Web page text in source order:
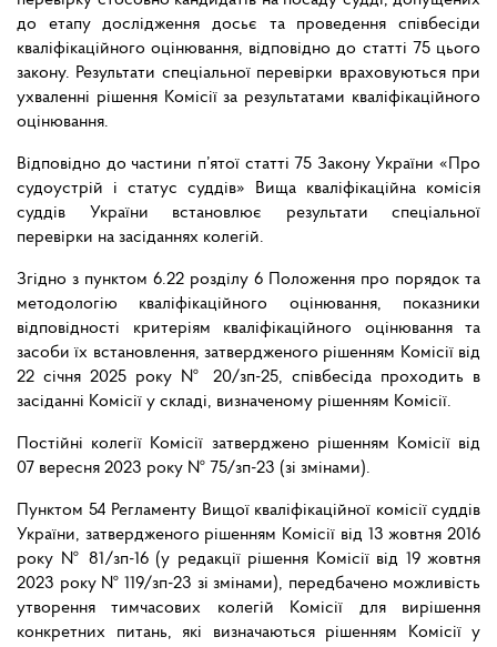
до етапу дослідження досьє та проведення співбесіди
кваліфікаційного оцінювання, відповідно до статті 75 цього
закону. Результати спеціальної перевірки враховуються при
ухваленні рішення Комісії за результатами кваліфікаційного
оцінювання.
Відповідно до частини п’ятої статті 75 Закону України «Про
судоустрій і статус суддів» Вища кваліфікаційна комісія
суддів України встановлює результати спеціальної
перевірки на засіданнях колегій.
Згідно з пунктом 6.22 розділу 6 Положення про порядок та
методологію кваліфікаційного оцінювання, показники
відповідності критеріям кваліфікаційного оцінювання та
засоби їх встановлення, затвердженого рішенням Комісії від
22 січня 2025 року № 20/зп-25, співбесіда проходить в
засіданні Комісії у складі, визначеному рішенням Комісії.
Постійні колегії Комісії затверджено рішенням Комісії від
07 вересня 2023 року № 75/зп-23 (зі змінами).
Пунктом 54 Регламенту Вищої кваліфікаційної комісії суддів
України, затвердженого рішенням Комісії від 13 жовтня 2016
року № 81/зп-16 (у редакції рішення Комісії від 19 жовтня
2023 року № 119/зп-23 зі змінами), передбачено можливість
утворення тимчасових колегій Комісії для вирішення
конкретних питань, які визначаються рішенням Комісії у